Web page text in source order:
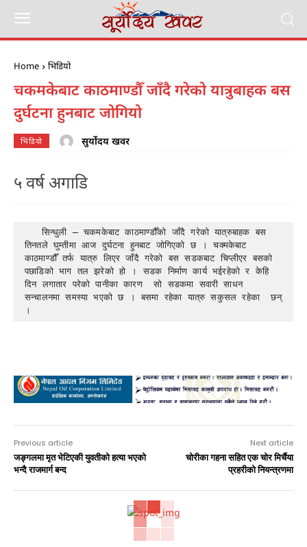
Home भिडियो
चकमकेबाट काठमाण्डौँ जाँदै गरेको यात्रुबाहक बस
दुर्घटना हुनबाट जोगियो
भिडियो सुर्योदय खवर
५ वर्ष अगाडि
   सिन्धुली – चकमकेबाट काठमाण्डौँको जाँदै गरेको यात्रुबाहक बस
तिनतले घुम्तीमा आज दुर्घटना हुनबाट जोगिएको छ । चक्मकेबाट
काठमाण्डौँ तर्फ यात्रु लिएर जाँदै गरेको बस सडकबाट चिप्लीएर बसको
पछाडिको भाग तल झरेको हो । सडक निर्माण कार्य भईरहेको र केहि
दिन लगातार परेको पानीका कारण  सो सडकमा सवारी साधन
सन्चालनमा समस्या भएको छ । बसमा रहेका यात्रु सकुसल रहेका  छन्
।
Previous article
जङ्गलमा मृत भेटिएकी युवतीको हत्या भएको
भन्दै राजमार्ग बन्द
Next article
चोरीका गहना सहित एक चोर मिर्चैया
प्रहरीको नियन्त्रणमा